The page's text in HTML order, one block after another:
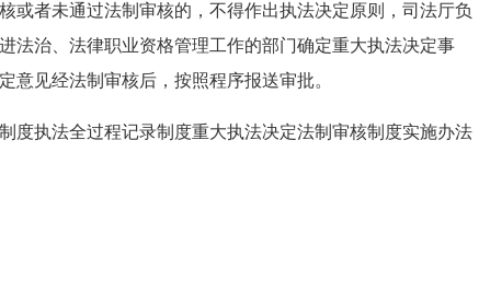
或者未通过法制审核的，不得作出执法决定原则，司法厅负
法治、法律职业资格管理工作的部门确定重大执法决定事
意见经法制审核后，按照程序报送审批。
度执法全过程记录制度重大执法决定法制审核制度实施办法